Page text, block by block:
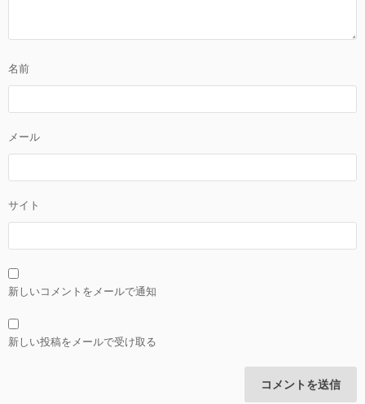
名前
メール
サイト
新しいコメントをメールで通知
新しい投稿をメールで受け取る